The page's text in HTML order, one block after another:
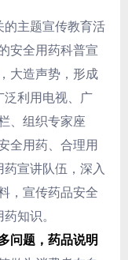
主题宣传教育活
安全用药科普宣
大造声势，形成
利用电视、广
、组织专家座
全用药、合理用
宣讲队伍，深入
，宣传药品安全
知识。
问题，药品说明